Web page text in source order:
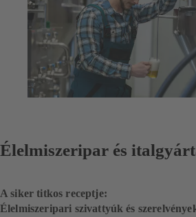
Élelmiszeripar és
A siker titkos receptje:
Élelmiszeripari szivattyúk és